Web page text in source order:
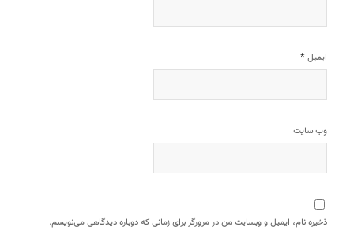
ایمیل *
وب‌ سایت
ذخیره نام، ایمیل و وبسایت من در مرورگر برای زمانی که دوباره دیدگاهی می‌نویسم.